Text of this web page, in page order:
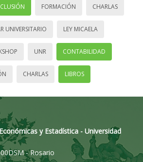
FORMACIÓN CHARLAS
UNIVERSITARIO LEY MICAELA
UNR CONTABILIDAD
CHARLAS LIBROS
y Estadística - Universidad
- Rosario